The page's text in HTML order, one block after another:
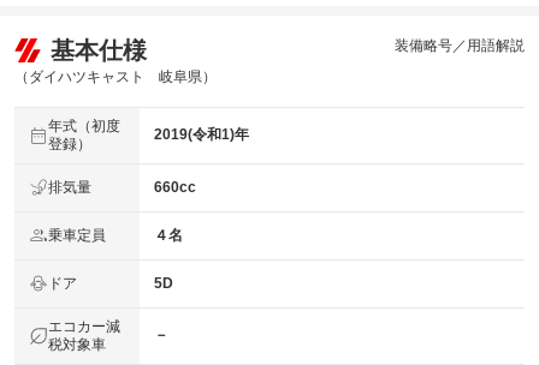
基本仕様
（ダイハツキャスト 岐阜県）
装備略号／用語解説
年式（初度
登録）
2019(令和1)年
排気量 660cc
乗車定員 ４名
ドア 5D
エコカー減
税対象車
－